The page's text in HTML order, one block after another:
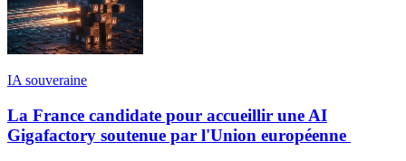
IA souveraine
La France candidate pour accueillir une AI
Gigafactory soutenue par l'Union européenne